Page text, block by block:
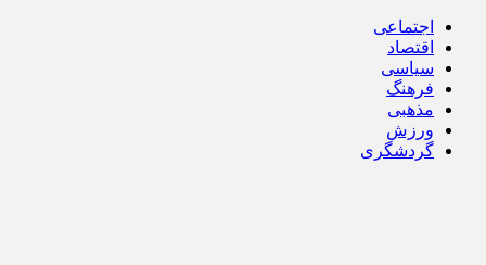
اجتماعی
اقتصاد
سیاسی
فرهنگ
مذهبی
ورزش
گردشگری